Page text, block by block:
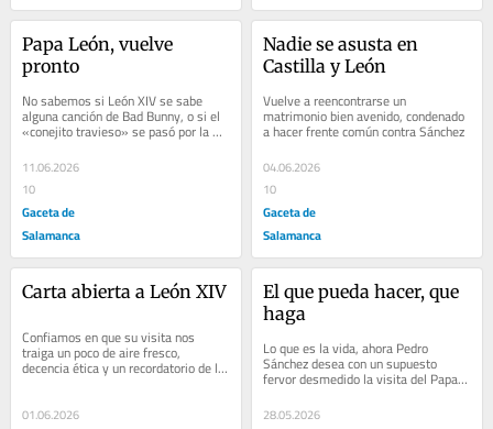
Papa León, vuelve
pronto
No sabemos si León XIV se sabe
alguna canción de Bad Bunny, o si el
«conejito travieso» se pasó por la
misa. Pero han tenido su particular
audiencia
11.06.2026
10
Gaceta de
Salamanca
Nadie se asusta en
Castilla y León
Vuelve a reencontrarse un
matrimonio bien avenido, condenado
a hacer frente común contra Sánchez
04.06.2026
10
Gaceta de
Salamanca
Carta abierta a León XIV
Confiamos en que su visita nos
traiga un poco de aire fresco,
decencia ética y un recordatorio de lo
bien que hacemos las cosas cuando
01.06.2026
El que pueda hacer, que
haga
Lo que es la vida, ahora Pedro
Sánchez desea con un supuesto
fervor desmedido la visita del Papa a
28.05.2026